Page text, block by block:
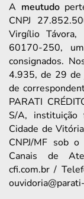
A meutudo
CNPJ
Virgílio Távora,
60170-250,
consignados.
4.935, de 29 de
de
PARATI
S/A, instituição
Cidade de
CNPJ/MF sob
Canais de
cfi.com.br /